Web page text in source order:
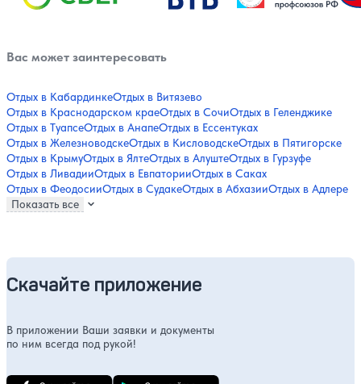
Вас может заинтересовать
Отдых в КабардинкеОтдых в Витязево
Отдых в Краснодарском краеОтдых в СочиОтдых в Геленджике
Отдых в ТуапсеОтдых в АнапеОтдых в Ессентуках
Отдых в ЖелезноводскеОтдых в КисловодскеОтдых в Пятигорске
Отдых в КрымуОтдых в ЯлтеОтдых в АлуштеОтдых в Гурзуфе
Отдых в ЛивадииОтдых в ЕвпаторииОтдых в Саках
Отдых в ФеодосииОтдых в СудакеОтдых в АбхазииОтдых в Адлере
Показать все
Скачайте приложение
В приложении Ваши заявки и документы
по ним всегда под рукой!